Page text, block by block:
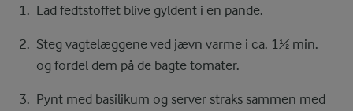
Lad fedtstoffet blive gyldent i en pande.
Steg vagtelæggene ved jævn varme i ca. 1½ min.
og fordel dem på de bagte tomater.
Pynt med basilikum og server straks sammen med